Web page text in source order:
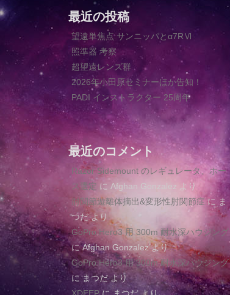
最近の投稿
望遠単焦点 サンニッパとα7RⅥ
照準器 考察
超望遠レンズ群
2026年小田原セミナーほか告知！
PADI インストラクター 25周年
最近のコメント
Razor Sidemount のレギュレータ、ホー
ス選定 にAfghan Gonzalez より
肘関節遊離体摘出&変形性肘関節症 に ま
つだより
GoPro Hero3 用 300m 耐水深ハウジング
にAfghan Gonzalezより
GoPro Hero3 用 300m 耐水深ハウジング
にまつだより